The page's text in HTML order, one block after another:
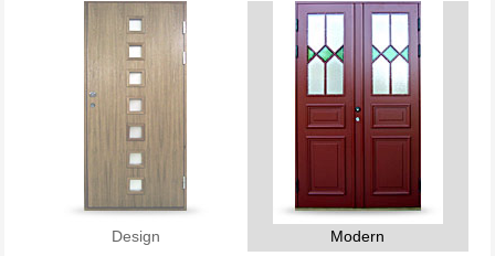
Design Modern